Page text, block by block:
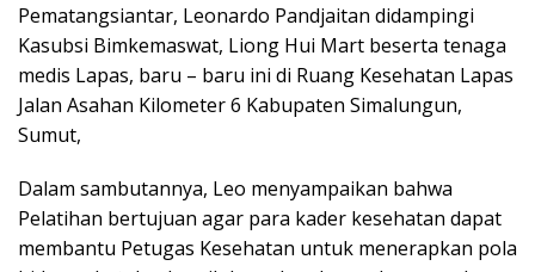
Pematangsiantar, Leonardo Pandjaitan didampingi
Kasubsi Bimkemaswat, Liong Hui Mart beserta tenaga
medis Lapas, baru – baru ini di Ruang Kesehatan Lapas
Jalan Asahan Kilometer 6 Kabupaten Simalungun,
Sumut,
Dalam sambutannya, Leo menyampaikan bahwa
Pelatihan bertujuan agar para kader kesehatan dapat
membantu Petugas Kesehatan untuk menerapkan pola